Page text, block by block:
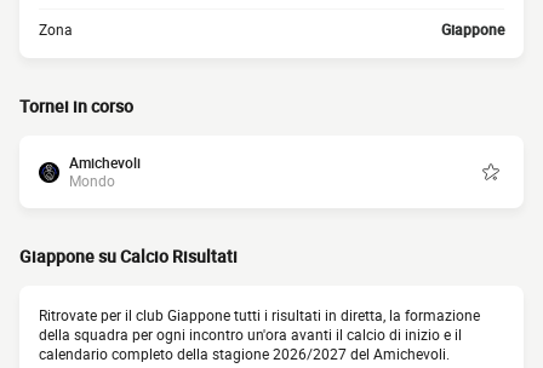
Zona Giappone
Tornei in corso
Amichevoli
Mondo
Giappone su Calcio Risultati
Ritrovate per il club Giappone tutti i risultati in diretta, la formazione
della squadra per ogni incontro un'ora avanti il calcio di inizio e il
calendario completo della stagione 2026/2027 del Amichevoli.